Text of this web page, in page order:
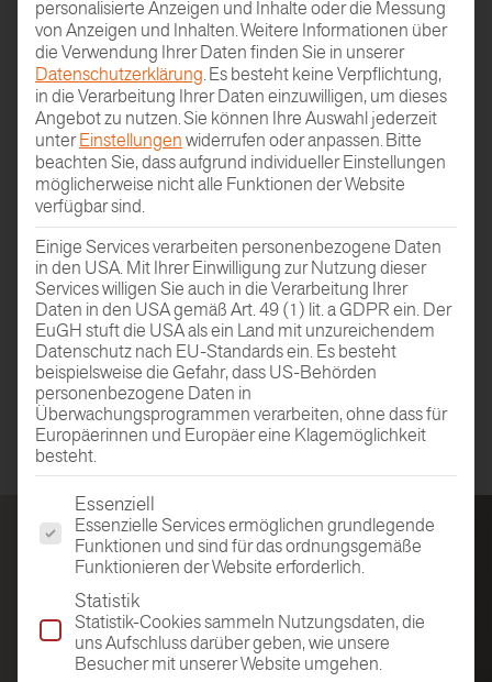
ZUR INTERAKTIVEN
RAUMPLANUNG
HÄNDLER
FINDEN
personalisierte Anzeigen und Inhalte oder die Messung
von Anzeigen und Inhalten.Weitere Informationen über
die Verwendung Ihrer Daten finden Sie in unserer
Datenschutzerklärung.Es besteht keine Verpflichtung,
in die Verarbeitung Ihrer Daten einzuwilligen, um dieses
Angebot zu nutzen.Sie können Ihre Auswahl jederzeit
unterEinstellungenwiderrufen oder anpassen.Bitte
beachten Sie, dass aufgrund individueller Einstellungen
möglicherweise nicht alle Funktionen der Website
verfügbar sind.
Einige Services verarbeiten personenbezogene Daten
in den USA. Mit Ihrer Einwilligung zur Nutzung dieser
Services willigen Sie auch in die Verarbeitung Ihrer
Daten in den USA gemäß Art. 49 (1) lit. a GDPR ein. Der
EuGH stuft die USA als ein Land mit unzureichendem
Datenschutz nach EU-Standards ein. Es besteht
beispielsweise die Gefahr, dass US-Behörden
personenbezogene Daten in
Überwachungsprogrammen verarbeiten, ohne dass für
Europäerinnen und Europäer eine Klagemöglichkeit
besteht.
Es folgt eine Liste der Service-Gruppen, für die eine
Essenziell
Essenzielle Services ermöglichen grundlegende
Funktionen und sind für das ordnungsgemäße
Funktionieren der Website erforderlich.
Statistik
Statistik-Cookies sammeln Nutzungsdaten, die
uns Aufschluss darüber geben, wie unsere
Besucher mit unserer Website umgehen.